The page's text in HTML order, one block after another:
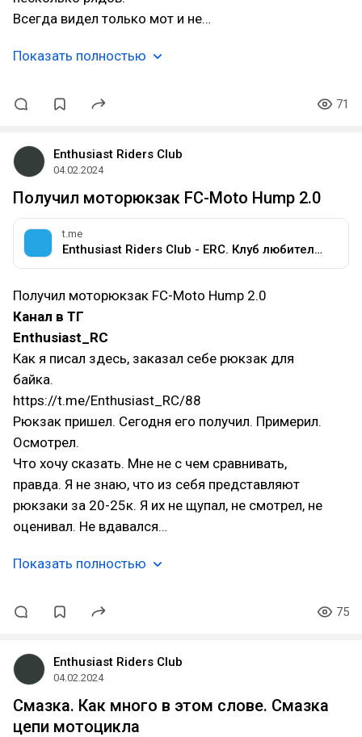
Всегда видел только мот и не…
Показать полностью
71
Enthusiast Riders Club
04.02.2024
Получил моторюкзак FC-Moto Hump 2.0
t.me
Enthusiast Riders Club - ERC. Клуб любителей мотоциклов разных марок.
Получил моторюкзак FC-Moto Hump 2.0
Канал в ТГ
Enthusiast_RC
Как я писал здесь, заказал себе рюкзак для
байка.
https://t.me/Enthusiast_RC/88
Рюкзак пришел. Сегодня его получил. Примерил.
Осмотрел.
Что хочу сказать. Мне не с чем сравнивать,
правда. Я не знаю, что из себя представляют
рюкзаки за 20-25к. Я их не щупал, не смотрел, не
оценивал. Не вдавался…
Показать полностью
75
Enthusiast Riders Club
04.02.2024
Смазка. Как много в этом слове. Смазка
цепи мотоцикла